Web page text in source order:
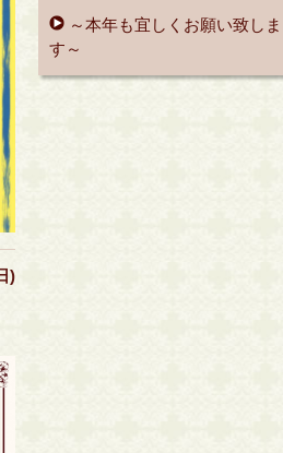
)
～本年も宜しくお願い致しま
す～